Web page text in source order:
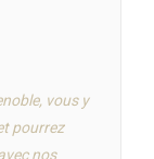
vous y
pourrez
nos